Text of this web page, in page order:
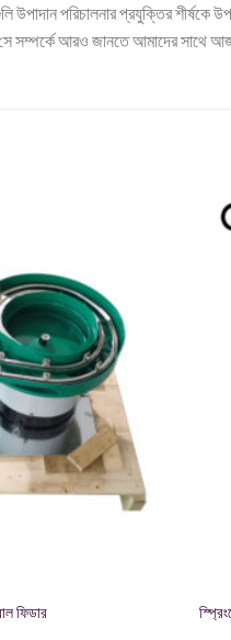
উপাদান পরিচালনার প্রযুক্তির
সে সম্পর্কে আরও জানতে আমাদের সাথে
ফিডার